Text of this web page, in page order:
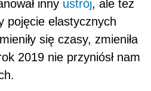
inny ustrój, ale też
pojęcie elastycznych
się czasy, zmieniła
2019 nie przyniósł nam